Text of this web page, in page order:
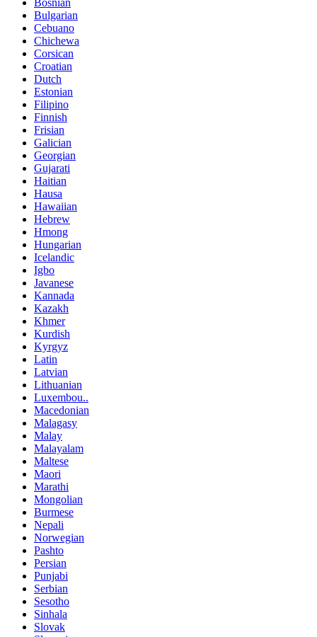
Bulgarian
Cebuano
Chichewa
Corsican
Croatian
Dutch
Estonian
Filipino
Finnish
Frisian
Galician
Georgian
Gujarati
Haitian
Hausa
Hawaiian
Hebrew
Hmong
Hungarian
Icelandic
Igbo
Javanese
Kannada
Kazakh
Khmer
Kurdish
Kyrgyz
Latin
Latvian
Lithuanian
Luxembou..
Macedonian
Malagasy
Malay
Malayalam
Maltese
Maori
Marathi
Mongolian
Burmese
Nepali
Norwegian
Pashto
Persian
Punjabi
Serbian
Sesotho
Sinhala
Slovak